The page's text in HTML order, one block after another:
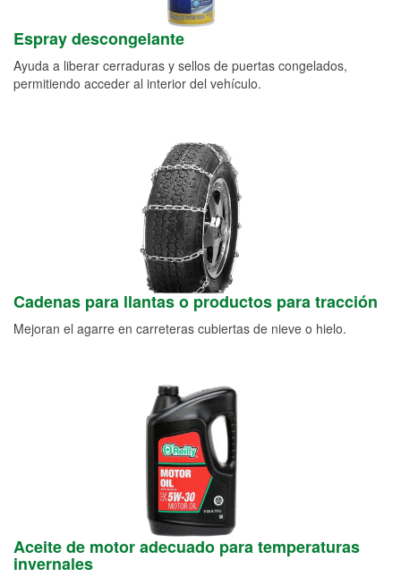
Espray descongelante
Ayuda a liberar cerraduras y sellos de puertas congelados,
permitiendo acceder al interior del vehículo.
Cadenas para llantas o productos para tracción
Mejoran el agarre en carreteras cubiertas de nieve o hielo.
Aceite de motor adecuado para temperaturas
invernales